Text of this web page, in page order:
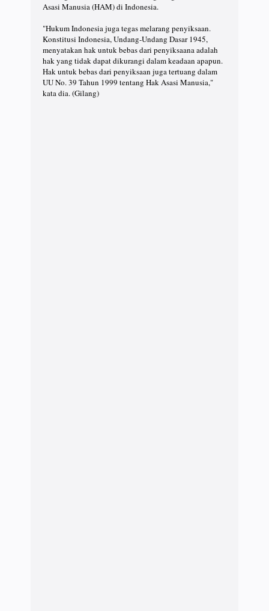
Asasi Manusia (HAM) di Indonesia.
"Hukum Indonesia juga tegas melarang penyiksaan.
Konstitusi Indonesia, Undang-Undang Dasar 1945,
menyatakan hak untuk bebas dari penyiksaana adalah
hak yang tidak dapat dikurangi dalam keadaan apapun.
Hak untuk bebas dari penyiksaan juga tertuang dalam
UU No. 39 Tahun 1999 tentang Hak Asasi Manusia,"
kata dia. (Gilang)